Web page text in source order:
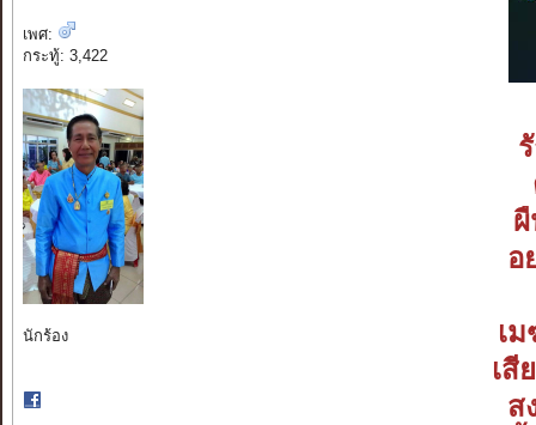
เพศ:
กระทู้: 3,422
นักร้อง
อ
เ
เสี
ส